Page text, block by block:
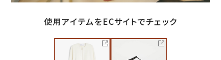
使用アイテムをECサイトでチェック